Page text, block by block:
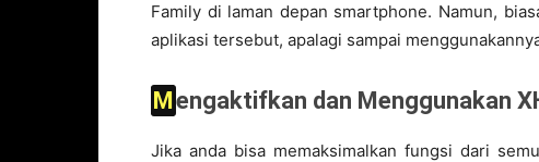
Family di laman depan smartphone. Namun,
aplikasi tersebut, apalagi sampai
Mengaktifkan dan Menggunakan
Jika anda bisa memaksimalkan fungsi dari